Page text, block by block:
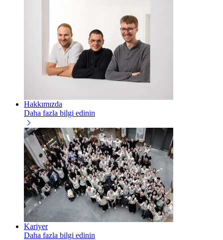
Hakkımızda
Daha fazla bilgi edinin
Kariyer
Daha fazla bilgi edinin